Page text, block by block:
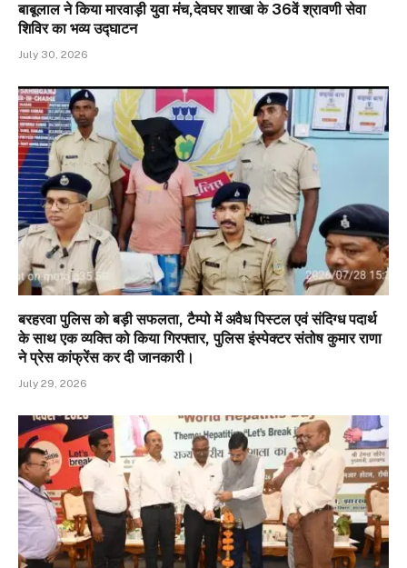
बाबूलाल ने किया मारवाड़ी युवा मंच,देवघर शाखा के 36वें श्रावणी सेवा
शिविर का भव्य उद्घाटन
July 30, 2026
बरहरवा पुलिस को बड़ी सफलता, टैम्पो में अवैध पिस्टल एवं संदिग्ध पदार्थ
के साथ एक व्यक्ति को किया गिरफ्तार, पुलिस इंस्पेक्टर संतोष कुमार राणा
ने प्रेस कांफ्रेंस कर दी जानकारी।
July 29, 2026